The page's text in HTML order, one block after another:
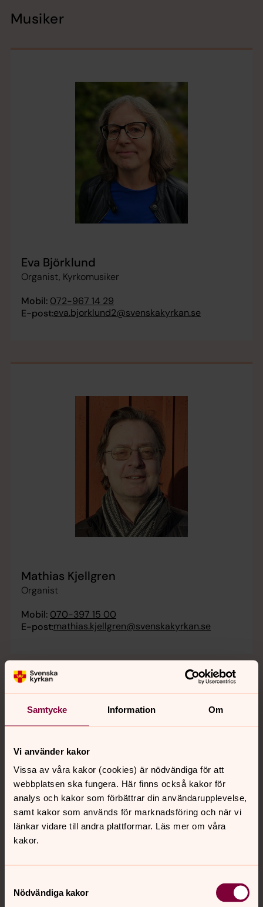
Samtycke Information Om
Vi använder kakor
Vissa av våra kakor (cookies) är nödvändiga för att
webbplatsen ska fungera. Här finns också kakor för
analys och kakor som förbättrar din användarupplevelse,
samt kakor som används för marknadsföring och när vi
länkar vidare till andra plattformar. Läs mer om våra
kakor.
Nödvändiga kakor
Musiker
Eva Björklund
Organist, Kyrkomusiker
Mobil: 072-967 14 29
E-post:eva.bjorklund2@svenskakyrkan.se
Mathias Kjellgren
Organist
Mobil: 070-397 15 00
E-post:mathias.kjellgren@svenskakyrkan.se
Karin Starck